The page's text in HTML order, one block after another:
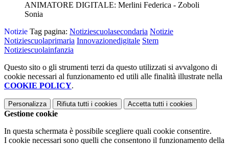
ANIMATORE DIGITALE: Merlini Federica - Zoboli
Sonia
Notizie Tag pagina: Notiziescuolasecondaria Notizie
Notiziescuolaprimaria Innovazionedigitale Stem
Notiziescuolainfanzia
Questo sito o gli strumenti terzi da questo utilizzati si avvalgono di
cookie necessari al funzionamento ed utili alle finalità illustrate nella
COOKIE POLICY.
Personalizza Rifiuta tutti i cookies Accetta tutti i cookies
Gestione cookie
In questa schermata è possibile scegliere quali cookie consentire.
I cookie necessari sono quelli che consentono il funzionamento della